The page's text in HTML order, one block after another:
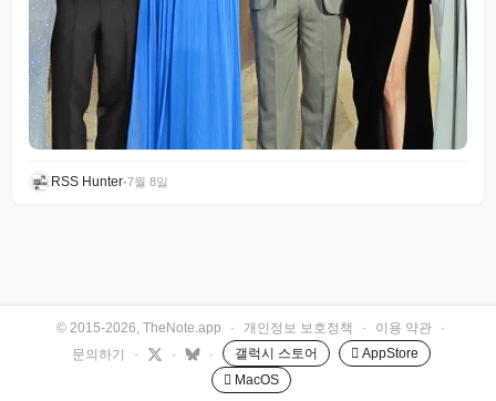
RSS Hunter•7월 8일
© 2015-2026, TheNote.app · 개인정보 보호정책 · 이용 약관
·
문의하기
· · · 갤럭시 스토어
 AppStore
 MacOS